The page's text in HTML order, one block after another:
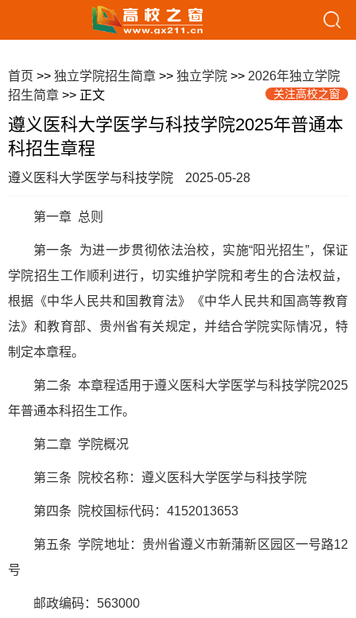
首页 >> 独立学院招生简章 >> 独立学院 >> 2026年独立学院
招生简章 >> 正文 关注高校之窗
遵义医科大学医学与科技学院2025年普通本
科招生章程
遵义医科大学医学与科技学院 2025-05-28
第一章 总则
第一条 为进一步贯彻依法治校，实施“阳光招生”，保证
学院招生工作顺利进行，切实维护学院和考生的合法权益，
根据《中华人民共和国教育法》《中华人民共和国高等教育
法》和教育部、贵州省有关规定，并结合学院实际情况，特
制定本章程。
第二条 本章程适用于遵义医科大学医学与科技学院2025
年普通本科招生工作。
第二章 学院概况
第三条 院校名称：遵义医科大学医学与科技学院
第四条 院校国标代码：4152013653
第五条 学院地址：贵州省遵义市新蒲新区园区一号路12
号
邮政编码：563000